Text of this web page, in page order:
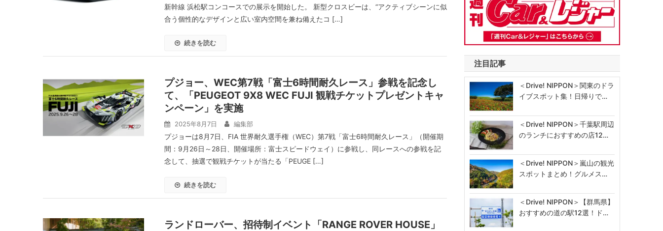
新幹線 浜松駅コンコースでの展示を開始した。 新型クロスビーは、“アクティブシーンに似
合う個性的なデザインと広い室内空間を兼ね備えたコ […]
続きを読む
プジョー、WEC第7戦「富士6時間耐久レース」参戦を記念し
て、「PEUGEOT 9X8 WEC FUJI 観戦チケットプレゼントキャ
ンペーン」を実施
2025年8月7日 編集部
プジョーは8月7日、FIA 世界耐久選手権（WEC）第7戦「富士6時間耐久レース」（開催期
間：9月26日～28日、開催場所：富士スピードウェイ）に参戦し、同レースへの参戦を記
念して、抽選で観戦チケットが当たる「PEUGE […]
続きを読む
ランドローバー、招待制イベント「RANGE ROVER HOUSE」
注目記事
＜Drive! NIPPON＞関東のドラ
イブスポット集！日帰りで…
＜Drive! NIPPON＞千葉駅周辺
のランチにおすすめの店12…
＜Drive! NIPPON＞嵐山の観光
スポットまとめ！グルメス…
＜Drive! NIPPON＞【群馬県】
おすすめの道の駅12選！ド…